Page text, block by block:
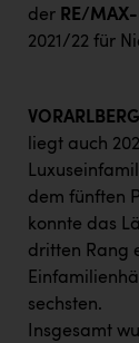
der RE/
2021/22 für
VORARLBERG
liegt auch
dem fünften
konnte das
dritten Rang
sechsten.
Insgesamt